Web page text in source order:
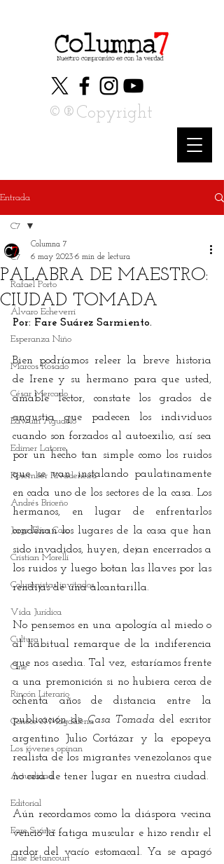
©®Copyright
Entrada
C7
Rafael Porto
Álvaro Echeverri
Esperanza Niño
Marcos Rosado
César Mercado
Edwuin Agudelo
Edimer Latorre
Rosember Rivadeneira
Andrés Briceño
Jorge Elías Caro
Cristian Morelli
Columnistas invitados
Vida Jurídica
Cultura
Cine
Rincón Literario
Conoce el Magdalena
Los jóvenes opinan
Actualidad
Editorial
Fare Suárez
Elsie Betancourt
C7
PALABRA DE MAESTRO:
CIUDAD TOMADA
Columna 7
6 may 2023 6 min de lectura
Por: Fare Suárez Sarmiento.
Bien podríamos releer la breve historia
de Irene y su hermano para que usted,
amable lector, constate los grados de
angustia que padecen los individuos
cuando son forzados al autoexilio, así sea
por un hecho tan simple como los ruidos
que se van instalando paulatinamente
en cada uno de los sectores de la casa. Los
hermanos, en lugar de enfrentarlos
condenan los lugares de la casa que han
sido invadidos, huyen, dejan encerrados a
los ruidos y luego botan las llaves por las
rendijas de una alcantarilla.
No pensemos en una apología al miedo o
al habitual remarque de la indiferencia
que nos asedia. Tal vez, estaríamos frente
a una premonición si no hubiera cerca de
ochenta años de distancia entre la
publicación de Casa Tomada del escritor
argentino Julio Cortázar y la epopeya
realista de los migrantes venezolanos que
Aún recordamos como la diáspora vecina
venció la fatiga muscular e hizo rendir el
ardor del vacío estomacal. Ya se apagó